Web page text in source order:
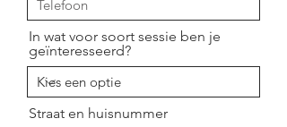
In wat voor soort sessie ben je
geïnteresseerd?
Straat en huisnummer